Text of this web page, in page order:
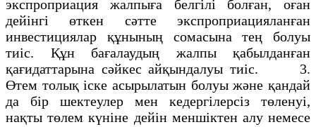
экспроприация жалпыға белгілі болған, оған
дейінгі өткен сәтте экспроприацияланған
инвестициялар құнының сомасына тең болуы
тиіс. Құн бағалаудың жалпы қабылданған
қағидаттарына сәйкес айқындалуы тиіс. 3.
Өтем толық іске асырылатын болуы және қандай
да бір шектеулер мен кедергілерсіз төленуі,
нақты төлем күніне дейін меншіктен алу немесе